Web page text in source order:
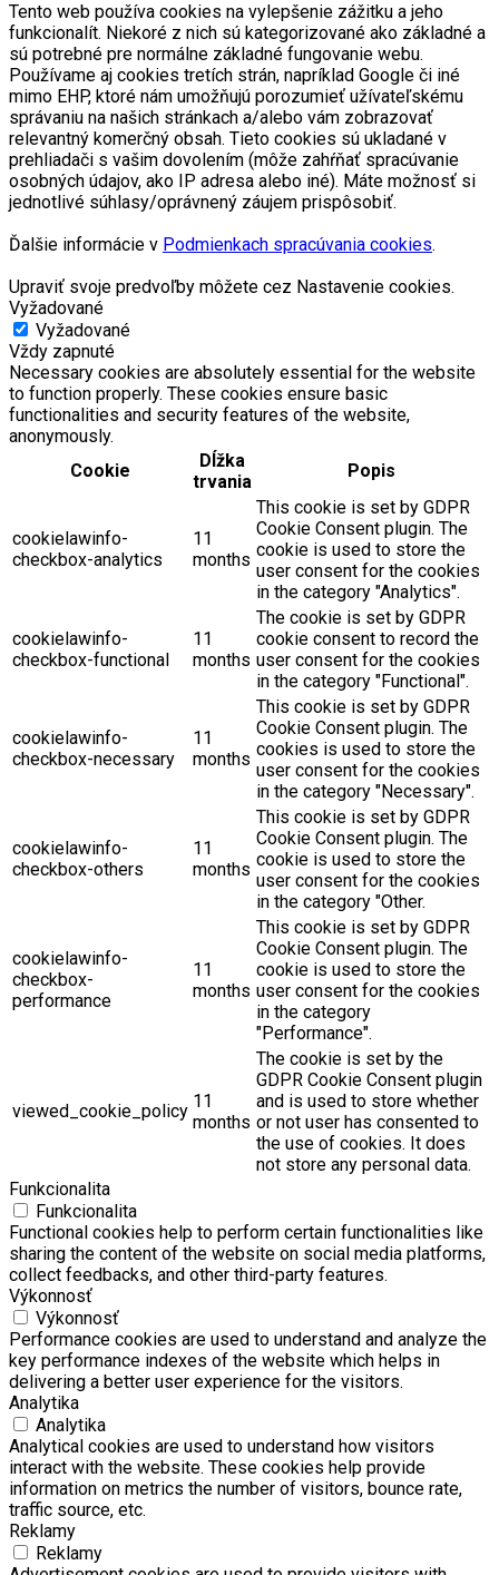
Tento web používa cookies na vylepšenie zážitku a jeho
funkcionalít. Niekoré z nich sú kategorizované ako základné a
sú potrebné pre normálne základné fungovanie webu.
Používame aj cookies tretích strán, napríklad Google či iné
mimo EHP, ktoré nám umožňujú porozumieť užívateľskému
správaniu na našich stránkach a/alebo vám zobrazovať
relevantný komerčný obsah. Tieto cookies sú ukladané v
prehliadači s vašim dovolením (môže zahŕňať spracúvanie
osobných údajov, ako IP adresa alebo iné). Máte možnosť si
jednotlivé súhlasy/oprávnený záujem prispôsobiť.
Ďalšie informácie v Podmienkach spracúvania cookies.
Upraviť svoje predvoľby môžete cez Nastavenie cookies.
Vyžadované
Vyžadované
Vždy zapnuté
Necessary cookies are absolutely essential for the website
to function properly. These cookies ensure basic
functionalities and security features of the website,
anonymously.
Cookie
Dĺžka
trvania
Popis
cookielawinfo-
checkbox-analytics
11
months
This cookie is set by GDPR
Cookie Consent plugin. The
cookie is used to store the
user consent for the cookies
in the category "Analytics".
cookielawinfo-
checkbox-functional
11
months
The cookie is set by GDPR
cookie consent to record the
user consent for the cookies
in the category "Functional".
cookielawinfo-
checkbox-necessary
11
months
This cookie is set by GDPR
Cookie Consent plugin. The
cookies is used to store the
user consent for the cookies
in the category "Necessary".
cookielawinfo-
checkbox-others
11
months
This cookie is set by GDPR
Cookie Consent plugin. The
cookie is used to store the
user consent for the cookies
in the category "Other.
cookielawinfo-
checkbox-
performance
11
months
This cookie is set by GDPR
Cookie Consent plugin. The
cookie is used to store the
user consent for the cookies
in the category
"Performance".
viewed_cookie_policy 11
months
The cookie is set by the
GDPR Cookie Consent plugin
and is used to store whether
or not user has consented to
the use of cookies. It does
not store any personal data.
Funkcionalita
Funkcionalita
Functional cookies help to perform certain functionalities like
sharing the content of the website on social media platforms,
collect feedbacks, and other third-party features.
Výkonnosť
Výkonnosť
Performance cookies are used to understand and analyze the
key performance indexes of the website which helps in
delivering a better user experience for the visitors.
Analytika
Analytika
Analytical cookies are used to understand how visitors
interact with the website. These cookies help provide
information on metrics the number of visitors, bounce rate,
traffic source, etc.
Reklamy
Reklamy